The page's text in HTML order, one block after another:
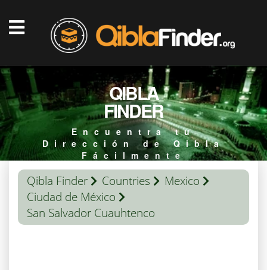
QIBLA
FINDER
Encuentra tu
Dirección de Qibla
Fácilmente
Qibla Finder Countries
Mexico
Ciudad de México
San Salvador Cuauhtenco